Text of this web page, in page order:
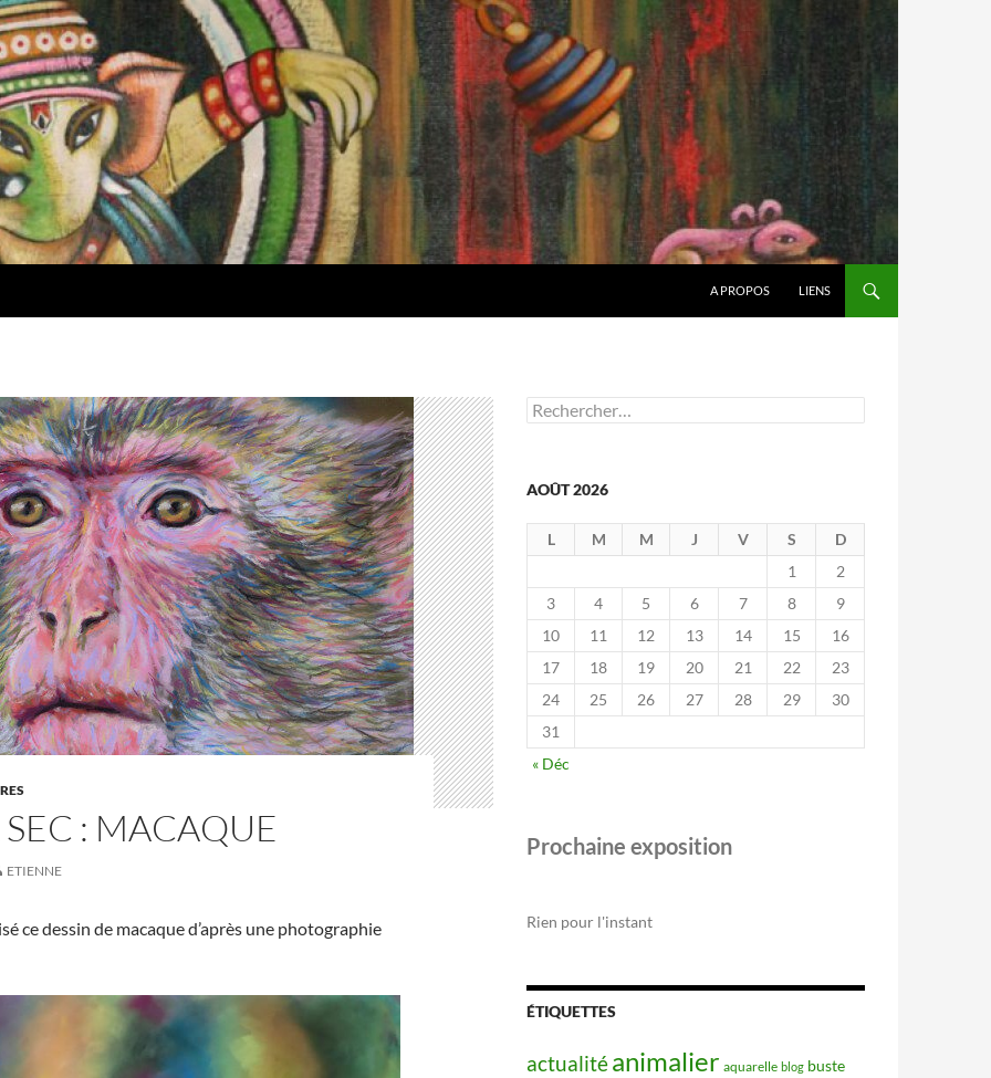
A PROPOS LIENS
SEC : MACAQUE
ETIENNE
ce dessin de macaque d’après une photographie
Rechercher :
AOÛT 2026
L M M J V S
D
1
2
3
4 5 6 7 8
9
10
11 12 13 14 15
16
17
18 19 20 21 22
23
24
25 26 27 28 29
30
31
« Déc
Prochaine exposition
Rien pour l'instant
ÉTIQUETTES
actualitéanimalier aquarelle blog buste